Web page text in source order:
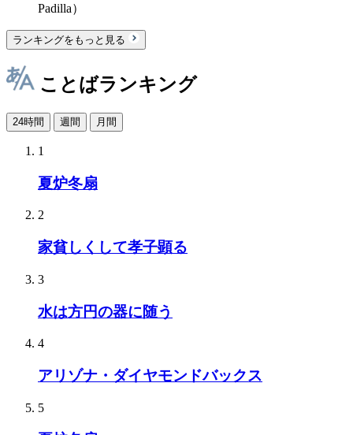
Padilla）
ランキングをもっと見る
ことばランキング
24時間 週間 月間
1
夏炉冬扇
2
家貧しくして孝子顕る
3
水は方円の器に随う
4
アリゾナ・ダイヤモンドバックス
5